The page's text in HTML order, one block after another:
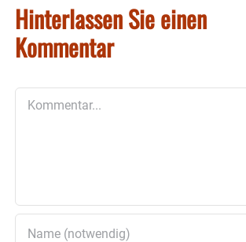
Hinterlassen Sie einen
Kommentar